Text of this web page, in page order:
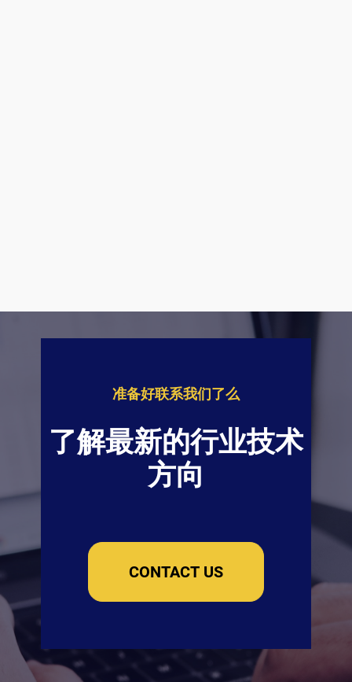
准备好联系我们了么
了解最新的行业技术
方向
CONTACT US